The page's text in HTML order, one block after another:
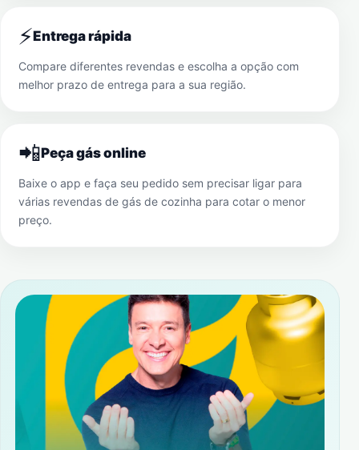
⚡Entrega rápida
Compare diferentes revendas e escolha a opção com
melhor prazo de entrega para a sua região.
📲Peça gás online
Baixe o app e faça seu pedido sem precisar ligar para
várias revendas de gás de cozinha para cotar o menor
preço.